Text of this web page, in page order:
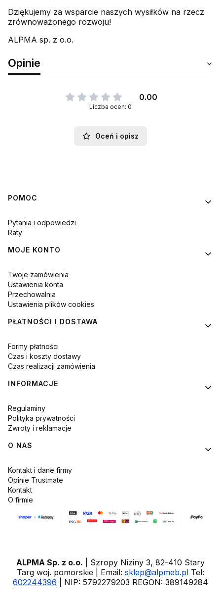
Dziękujemy za wsparcie naszych wysiłków na rzecz
zrównoważonego rozwoju!
ALPMA sp. z o.o.
Opinie
0.00
Liczba ocen: 0
Oceń i opisz
Linki w stopce
POMOC
Pytania i odpowiedzi
Raty
MOJE KONTO
Twoje zamówienia
Ustawienia konta
Przechowalnia
Ustawienia plików cookies
PŁATNOŚCI I DOSTAWA
Formy płatności
Czas i koszty dostawy
Czas realizacji zamówienia
INFORMACJE
Regulaminy
Polityka prywatności
Zwroty i reklamacje
O NAS
Kontakt i dane firmy
Opinie Trustmate
Kontakt
O firmie
ALPMA Sp. z o.o. | Szropy Niziny 3, 82-410 Stary
Targ woj. pomorskie | Email: sklep@alpmeb.pl Tel:
602244396 | NIP: 5792279203 REGON: 389149284